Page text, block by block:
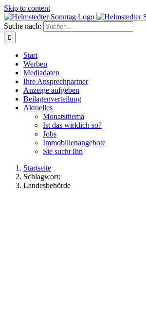
Skip to content
Suche nach:
Start
Werben
Mediadaten
Ihre Ansprechpartner
Anzeige aufgeben
Beilagenverteilung
Aktuelles
Monatsthema
Ist das wirklich so?
Jobs
Immobilienangebote
Sie sucht Ihn
Startseite
Schlagwort:
Landesbehörde